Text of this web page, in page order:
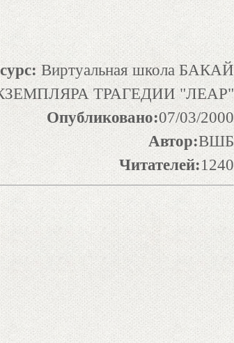
Виртуальная школа БАКАЙ
ТРАГЕДИИ "ЛЕАР"
Опубликовано:07/03/2000
Автор:ВШБ
Читателей:1240